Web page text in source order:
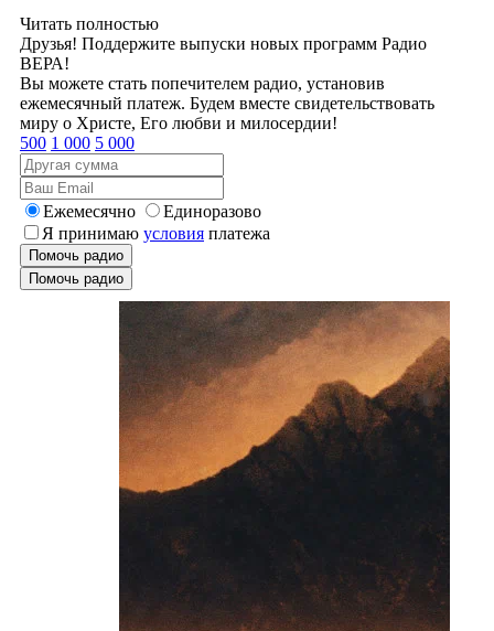
Читать полностью
Друзья! Поддержите выпуски новых программ Радио
ВЕРА!
Вы можете стать попечителем радио, установив
ежемесячный платеж. Будем вместе свидетельствовать
миру о Христе, Его любви и милосердии!
500 1 000 5 000
Ежемесячно
Единоразово
Я принимаю условия платежа
Помочь радио
Помочь радио